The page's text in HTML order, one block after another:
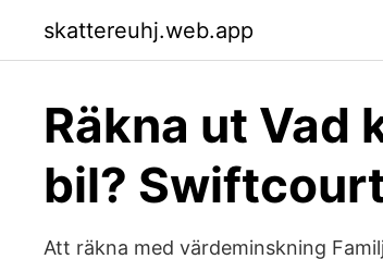
skattereuhj.web.app
Räkna ut Vad
bil?
Att räkna med värdeminskning